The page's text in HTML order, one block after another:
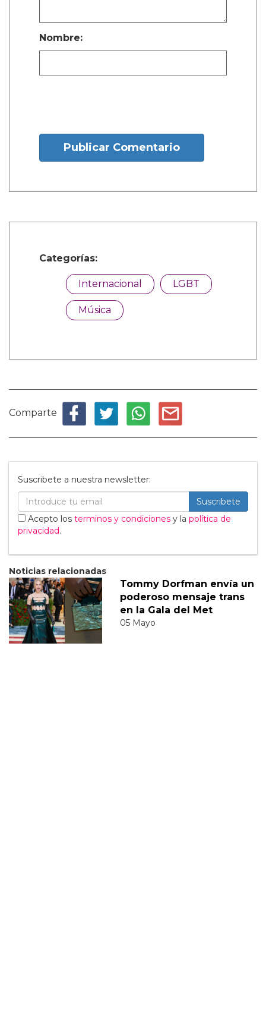
Nombre:
Publicar Comentario
Categorías:
Internacional LGBT
Música
Comparte
Suscribete a nuestra newsletter:
Suscribete
Acepto los terminos y condiciones y la política de
privacidad.
Noticias relacionadas
Tommy Dorfman envía un
poderoso mensaje trans
en la Gala del Met
05 Mayo